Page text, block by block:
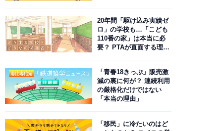
20年間「駆け込み実績ゼ
ロ」の学校も…「こども
110番の家」は本当に必
要？ PTAが直面する理想
「青春18きっぷ」販売激
減の裏に何が？ 連続利用
の厳格化だけではない
「本当の理由」
「移民」に冷たいのはど